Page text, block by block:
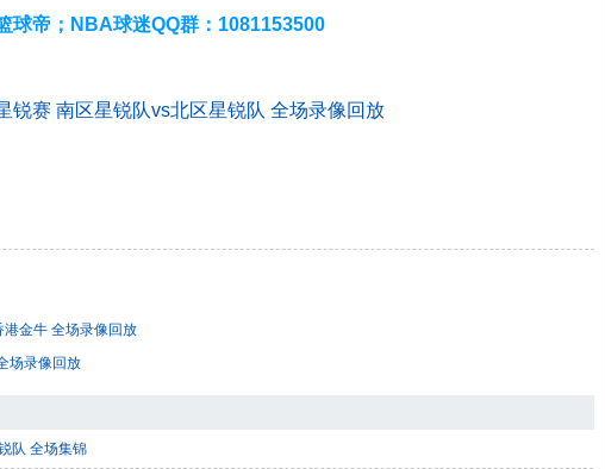
球帝；NBA球迷QQ群：1081153500
锐赛 南区星锐队vs北区星锐队 全场录像回放
金牛 全场录像回放
场录像回放
队 全场集锦